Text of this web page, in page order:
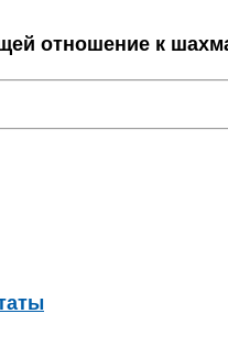
отношение к